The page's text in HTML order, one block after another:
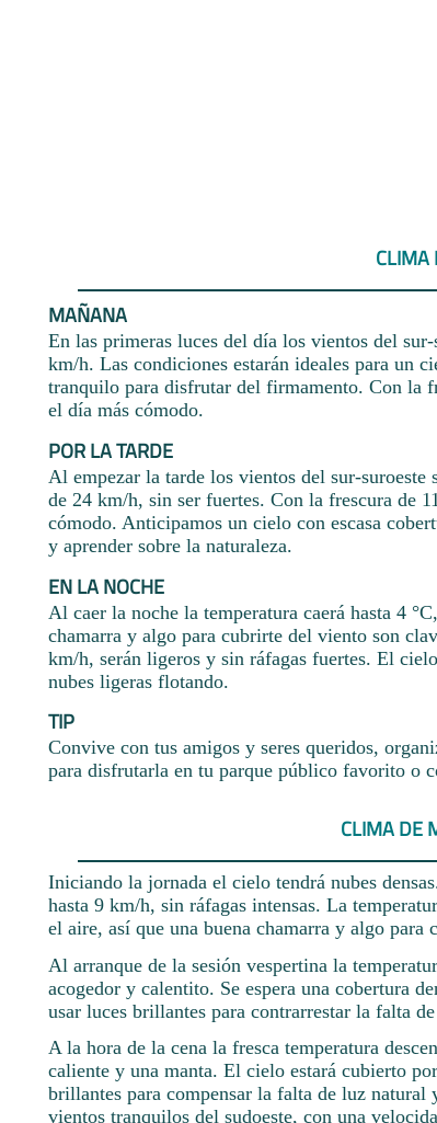
CLIMA
MAÑANA
En las primeras luces del día los vientos del
km/h. Las condiciones estarán ideales para un
tranquilo para disfrutar del firmamento. Con la
el día más cómodo.
POR LA TARDE
Al empezar la tarde los vientos del sur-suroeste
de 24 km/h, sin ser fuertes. Con la frescura de
cómodo. Anticipamos un cielo con escasa
y aprender sobre la naturaleza.
EN LA NOCHE
Al caer la noche la temperatura caerá hasta 4
chamarra y algo para cubrirte del viento son
km/h, serán ligeros y sin ráfagas fuertes. El
nubes ligeras flotando.
TIP
Convive con tus amigos y seres queridos,
para disfrutarla en tu parque público favorito o
CLIMA DE
Iniciando la jornada el cielo tendrá nubes
hasta 9 km/h, sin ráfagas intensas. La
el aire, así que una buena chamarra y algo para
Al arranque de la sesión vespertina la
acogedor y calentito. Se espera una cobertura
usar luces brillantes para contrarrestar la falta
A la hora de la cena la fresca temperatura
caliente y una manta. El cielo estará cubierto
brillantes para compensar la falta de luz
vientos tranquilos del sudoeste, con una